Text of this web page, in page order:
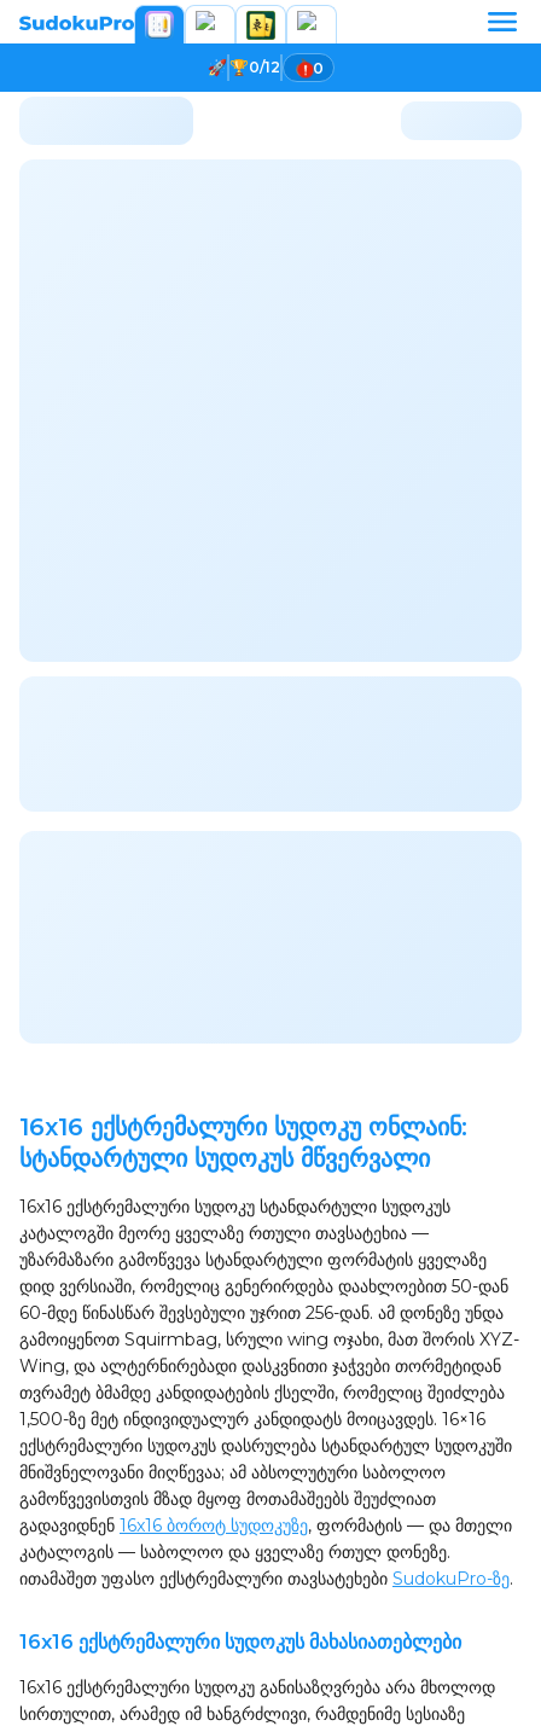
0/12 0
16x16 ექსტრემალური სუდოკუ ონლაინ:
სტანდარტული სუდოკუს მწვერვალი
16x16 ექსტრემალური სუდოკუ სტანდარტული სუდოკუს
კატალოგში მეორე ყველაზე რთული თავსატეხია —
უზარმაზარი გამოწვევა სტანდარტული ფორმატის ყველაზე
დიდ ვერსიაში, რომელიც გენერირდება დაახლოებით 50-დან
60-მდე წინასწარ შევსებული უჯრით 256-დან. ამ დონეზე უნდა
გამოიყენოთ Squirmbag, სრული wing ოჯახი, მათ შორის XYZ-
Wing, და ალტერნირებადი დასკვნითი ჯაჭვები თორმეტიდან
თვრამეტ ბმამდე კანდიდატების ქსელში, რომელიც შეიძლება
1,500-ზე მეტ ინდივიდუალურ კანდიდატს მოიცავდეს. 16×16
ექსტრემალური სუდოკუს დასრულება სტანდარტულ სუდოკუში
მნიშვნელოვანი მიღწევაა; ამ აბსოლუტური საბოლოო
გამოწვევისთვის მზად მყოფ მოთამაშეებს შეუძლიათ
გადავიდნენ 16x16 ბოროტ სუდოკუზე, ფორმატის — და მთელი
კატალოგის — საბოლოო და ყველაზე რთულ დონეზე.
ითამაშეთ უფასო ექსტრემალური თავსატეხები SudokuPro-ზე.
16x16 ექსტრემალური სუდოკუს მახასიათებლები
16x16 ექსტრემალური სუდოკუ განისაზღვრება არა მხოლოდ
სირთულით, არამედ იმ ხანგრძლივი, რამდენიმე სესიაზე